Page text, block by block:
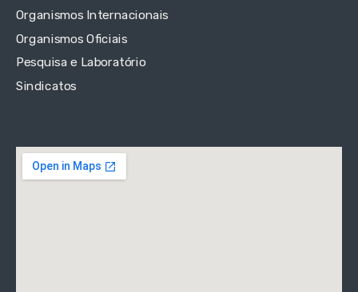
Organismos Internacionais
Organismos Oficiais
Pesquisa e Laboratório
Sindicatos